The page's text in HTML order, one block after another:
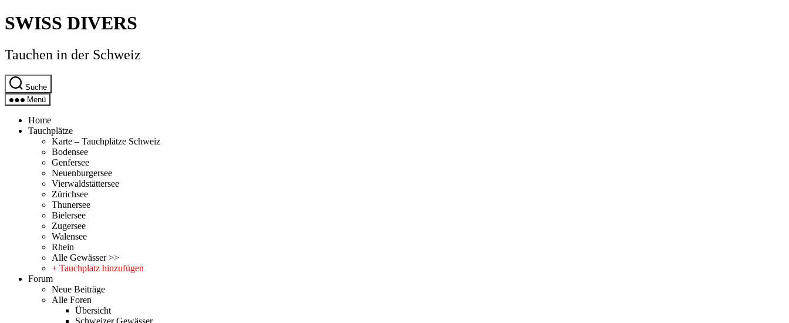
Direkt
zum
wechseln
SWISS DIVERS
Tauchen in der Schweiz
Suche
Menü
Home
Tauchplätze
Karte – Tauchplätze Schweiz
Bodensee
Genfersee
Neuenburgersee
Vierwaldstättersee
Zürichsee
Thunersee
Bielersee
Zugersee
Walensee
Rhein
Alle Gewässer >>
+ Tauchplatz hinzufügen
Forum
Neue Beiträge
Alle Foren
Übersicht
Schweizer Gewässer